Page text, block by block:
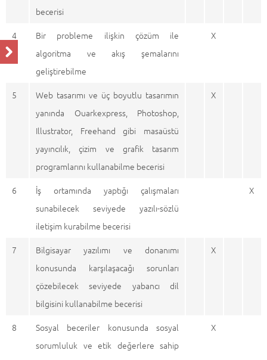
becerisi
4
Bir probleme ilişkin çözüm ile
algoritma ve akış şemalarını
geliştirebilme
X
5
Web tasarımı ve üç boyutlu tasarımın
yanında Ouarkexpress, Photoshop,
Illustrator, Freehand gibi masaüstü
yayıncılık, çizim ve grafik tasarım
programlarını kullanabilme becerisi
X
6
İş ortamında yaptığı çalışmaları
sunabilecek seviyede yazılı-sözlü
iletişim kurabilme becerisi
X
7
Bilgisayar yazılımı ve donanımı
konusunda karşılaşacağı sorunları
çözebilecek seviyede yabancı dil
bilgisini kullanabilme becerisi
X
8
Sosyal beceriler konusunda sosyal
sorumluluk ve etik değerlere sahip
X